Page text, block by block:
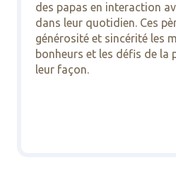
des papas en interaction
dans leur quotidien. Ces
générosité et sincérité les
bonheurs et les défis de la
leur façon.